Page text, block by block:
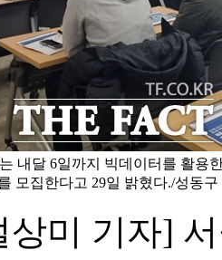
내달 6일까지 빅데이터를 활용
모집한다고 29일 밝혔다./성동구
미 기자]